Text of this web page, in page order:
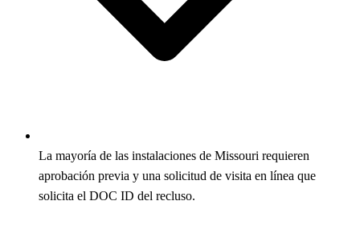
La mayoría de las instalaciones de Missouri requieren
aprobación previa y una solicitud de visita en línea que
solicita el DOC ID del recluso.